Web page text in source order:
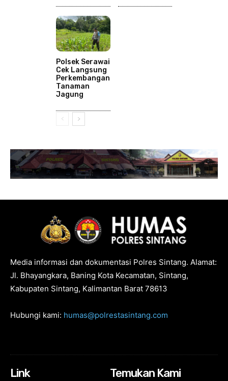
Polsek Serawai
Cek Langsung
Perkembangan
Tanaman
Jagung
Media informasi dan dokumentasi Polres Sintang. Alamat:
Jl. Bhayangkara, Baning Kota Kecamatan, Sintang,
Kabupaten Sintang, Kalimantan Barat 78613
Hubungi kami: humas@polrestasintang.com
Link Temukan Kami